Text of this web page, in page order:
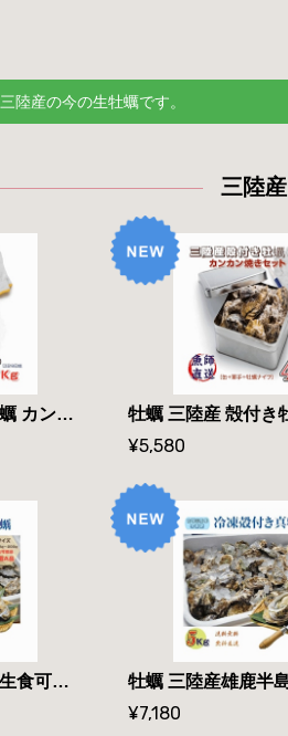
三陸産の今の生牡蠣です。
三陸産
牡蠣 三陸産 殻付き牡蠣 カンカン焼きセット 無選別サイズ 6Kg 約45個〜75個入 冷凍 魚師厳選 ミニ缶入 海鮮 バーベキューセット
¥5,580
牡蠣 三陸産雄鹿半島 生食可能 殻付き冷凍牡蠣 7kg /箱 A品 発送指定日可能 送料無料
¥7,180